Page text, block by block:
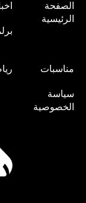
الصفحة
الرئيسية
مناسبات
سياسة
الخصوصية